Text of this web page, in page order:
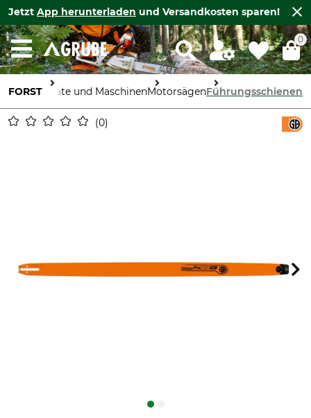
Jetzt App herunterladen und Versandkosten sparen!
0
FORSTGeräte und MaschinenMotorsägenFührungsschienen
0